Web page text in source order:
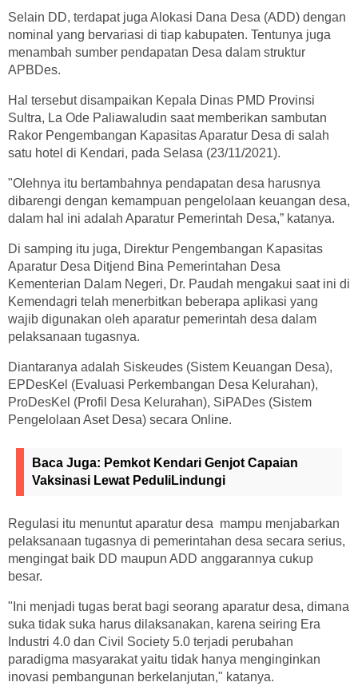
Selain DD, terdapat juga Alokasi Dana Desa (ADD) dengan
nominal yang bervariasi di tiap kabupaten. Tentunya juga
menambah sumber pendapatan Desa dalam struktur
APBDes.
Hal tersebut disampaikan Kepala Dinas PMD Provinsi
Sultra, La Ode Paliawaludin saat memberikan sambutan
Rakor Pengembangan Kapasitas Aparatur Desa di salah
satu hotel di Kendari, pada Selasa (23/11/2021).
"Olehnya itu bertambahnya pendapatan desa harusnya
dibarengi dengan kemampuan pengelolaan keuangan desa,
dalam hal ini adalah Aparatur Pemerintah Desa,” katanya.
Di samping itu juga, Direktur Pengembangan Kapasitas
Aparatur Desa Ditjend Bina Pemerintahan Desa
Kementerian Dalam Negeri, Dr. Paudah mengakui saat ini di
Kemendagri telah menerbitkan beberapa aplikasi yang
wajib digunakan oleh aparatur pemerintah desa dalam
pelaksanaan tugasnya.
Diantaranya adalah Siskeudes (Sistem Keuangan Desa),
EPDesKel (Evaluasi Perkembangan Desa Kelurahan),
ProDesKel (Profil Desa Kelurahan), SiPADes (Sistem
Pengelolaan Aset Desa) secara Online.
Baca Juga: Pemkot Kendari Genjot Capaian
Vaksinasi Lewat PeduliLindungi
Regulasi itu menuntut aparatur desa mampu menjabarkan
pelaksanaan tugasnya di pemerintahan desa secara serius,
mengingat baik DD maupun ADD anggarannya cukup
besar.
"Ini menjadi tugas berat bagi seorang aparatur desa, dimana
suka tidak suka harus dilaksanakan, karena seiring Era
Industri 4.0 dan Civil Society 5.0 terjadi perubahan
paradigma masyarakat yaitu tidak hanya menginginkan
inovasi pembangunan berkelanjutan," katanya.